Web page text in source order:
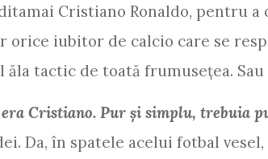
Cristiano Ronaldo, pentru a
orice iubitor de calcio care se
tactic de toată frumuseţea.
Cristiano. Pur şi simplu, trebuia
Da, în spatele acelui fotbal